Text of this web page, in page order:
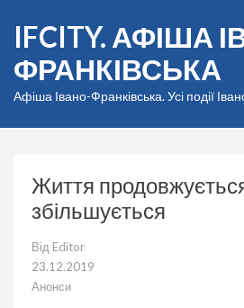
вмісту
(натисніть
Enter)
IFCITY. АФІША
ФРАНКІВСЬКА
Афіша Івано-Франківська. Усі події
Життя
збільшується
Від Editor
23.12.2019
Анонси